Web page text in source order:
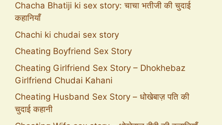
Chacha Bhatiji ki sex story: चाचा भतीजी की चुदाई
कहानियाँ
Chachi ki chudai sex story
Cheating Boyfriend Sex Story
Cheating Girlfriend Sex Story – Dhokhebaz
Girlfriend Chudai Kahani
Cheating Husband Sex Story – धोखेबाज़ पति की
चुदाई कहानी